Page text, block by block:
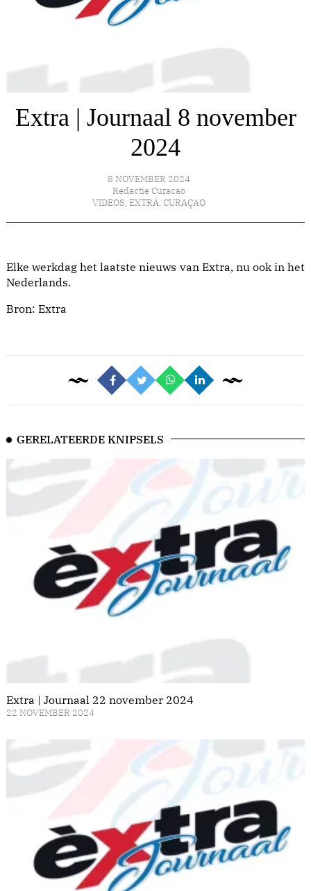
Extra | Journaal 8 november
2024
8 NOVEMBER 2024
Redactie Curacao
VIDEOS, EXTRÁ, CURAÇAO
Elke werkdag het laatste nieuws van Extra, nu ook in het
Nederlands.
Bron: Extra
GERELATEERDE KNIPSELS
Extra | Journaal 22 november 2024
22 NOVEMBER 2024